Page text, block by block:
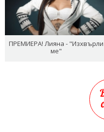
ПРЕМИЕРА! Лияна - "Изхвърли
ме"